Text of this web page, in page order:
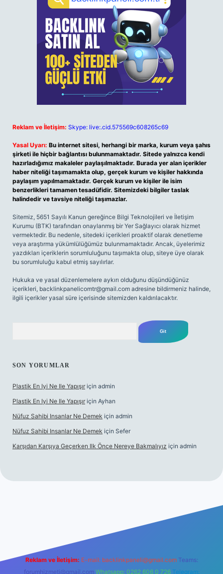
Reklam ve İletişim: Skype: live:.cid.575569c608265c69
Yasal Uyarı: Bu internet sitesi, herhangi bir marka, kurum veya şahıs
şirketi ile hiçbir bağlantısı bulunmamaktadır. Sitede yalnızca kendi
hazırladığımız makaleler paylaşılmaktadır. Burada yer alan içerikler
haber niteliği taşımamakta olup, gerçek kurum ve kişiler hakkında
paylaşım yapılmamaktadır. Gerçek kurum ve kişiler ile isim
benzerlikleri tamamen tesadüfidir. Sitemizdeki bilgiler taslak
halindedir ve tavsiye niteliği taşımazlar.
Sitemiz, 5651 Sayılı Kanun gereğince Bilgi Teknolojileri ve İletişim
Kurumu (BTK) tarafından onaylanmış bir Yer Sağlayıcı olarak hizmet
vermektedir. Bu nedenle, sitedeki içerikleri proaktif olarak denetleme
veya araştırma yükümlülüğümüz bulunmamaktadır. Ancak, üyelerimiz
yazdıkları içeriklerin sorumluluğunu taşımakta olup, siteye üye olarak
bu sorumluluğu kabul etmiş sayılırlar.
Hukuka ve yasal düzenlemelere aykırı olduğunu düşündüğünüz
içerikleri, backlinkpanelicomtr@gmail.com adresine bildirmeniz halinde,
ilgili içerikler yasal süre içerisinde sitemizden kaldırılacaktır.
SON YORUMLAR
Plastik En Iyi Ne Ile Yapışır için admin
Plastik En Iyi Ne Ile Yapışır için Ayhan
Nüfuz Sahibi Insanlar Ne Demek için admin
Nüfuz Sahibi Insanlar Ne Demek için Sefer
Karşıdan Karşıya Geçerken Ilk Önce Nereye Bakmalıyız için admin
Reklam ve İletişim: E-mail: backlinkpaneli@gmail.com Teams:
forumhizmeti@gmail.com Whatsapp: 0262 606 0 726 Telegram: